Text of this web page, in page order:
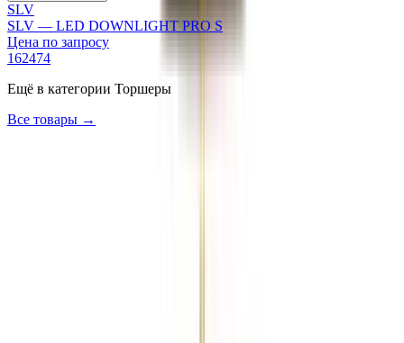
SLV
SLV — LED DOWNLIGHT PRO S
Цена по запросу
162474
Ещё в категории Торшеры
Все товары →